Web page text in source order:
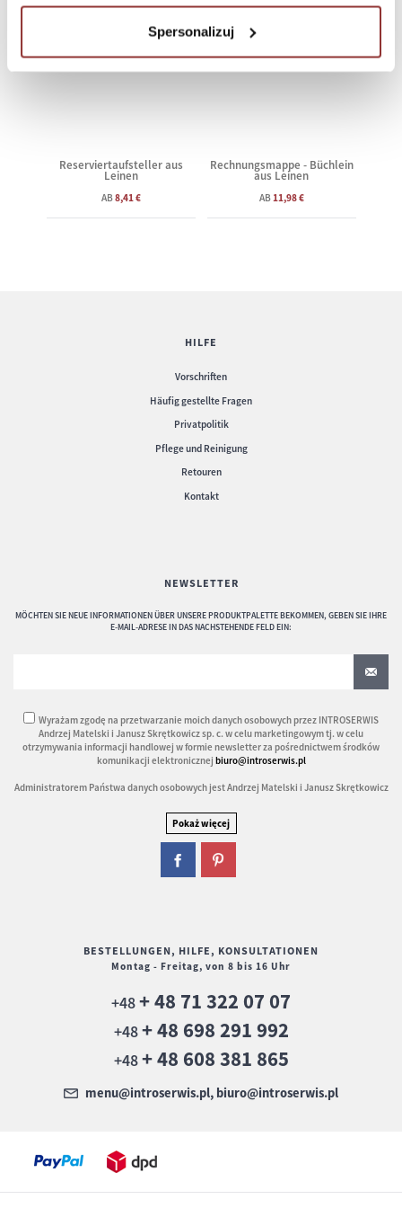
Spersonalizuj
Reserviertaufsteller aus
Leinen
AB8,41 €
Rechnungsmappe - Büchlein
aus Leinen
AB11,98 €
HILFE
Vorschriften
Häufig gestellte Fragen
Privatpolitik
Pflege und Reinigung
Retouren
Kontakt
NEWSLETTER
MÖCHTEN SIE NEUE INFORMATIONEN ÜBER UNSERE PRODUKTPALETTE BEKOMMEN, GEBEN SIE IHRE
E-MAIL-ADRESE IN DAS NACHSTEHENDE FELD EIN:
Wyrażam zgodę na przetwarzanie moich danych osobowych przez INTROSERWIS
Andrzej Matelski i Janusz Skrętkowicz sp. c. w celu marketingowym tj. w celu
otrzymywania informacji handlowej w formie newsletter za pośrednictwem środków
komunikacji elektronicznej biuro@introserwis.pl
Administratorem Państwa danych osobowych jest Andrzej Matelski i Janusz Skrętkowicz
BESTELLUNGEN, HILFE, KONSULTATIONEN
Montag - Freitag, von 8 bis 16 Uhr
+48+ 48 71 322 07 07
+48+ 48 698 291 992
+48+ 48 608 381 865
menu@introserwis.pl, biuro@introserwis.pl